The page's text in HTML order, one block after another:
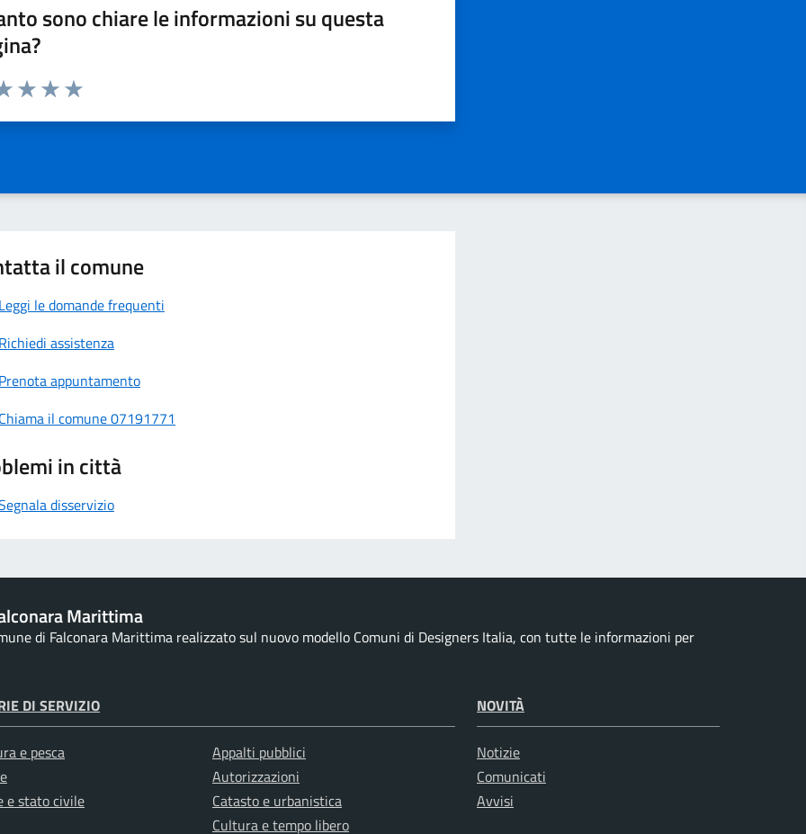
sono chiare le informazioni su questa
1 a 5 stelle la pagina
il comune
le domande frequenti
assistenza
appuntamento
il comune 07191771
in città
disservizio
Marittima
di Falconara Marittima realizzato sul nuovo modello Comuni di Designers Italia, con tutte le informazioni per
DI SERVIZIO
e pesca
e stato civile
Appalti pubblici
Autorizzazioni
Catasto e urbanistica
Cultura e tempo libero
NOVITÀ
Notizie
Comunicati
Avvisi